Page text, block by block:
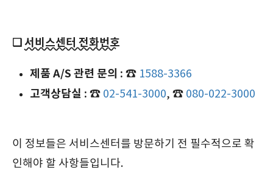
❏서비스센터 전화번호
제품 A/S 관련 문의 : ☎️ 1588-3366
고객상담실 : ☎️ 02-541-3000, ☎️ 080-022-3000
이 정보들은 서비스센터를 방문하기 전 필수적으로 확
인해야 할 사항들입니다.